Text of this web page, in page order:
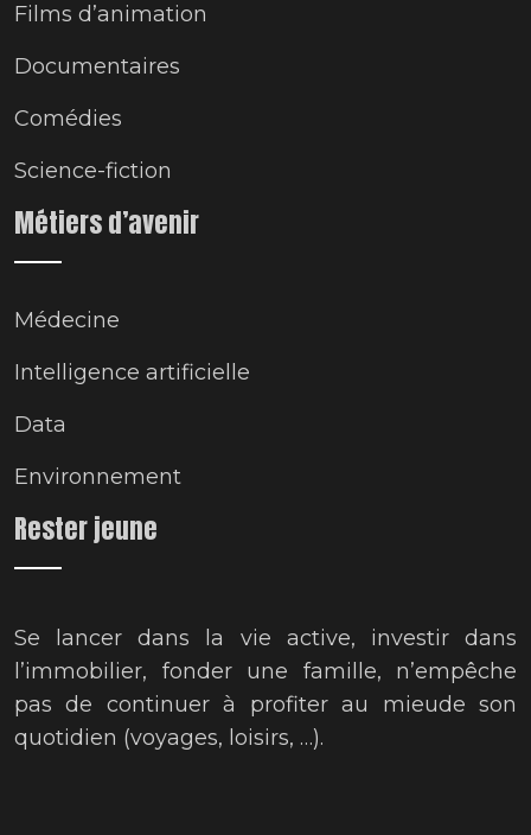
Films d’animation
Documentaires
Comédies
Science-fiction
Métiers d’avenir
Médecine
Intelligence artificielle
Data
Environnement
Rester jeune
Se lancer dans la vie active, investir dans
l’immobilier, fonder une famille, n’empêche
pas de continuer à profiter au mieude son
quotidien (voyages, loisirs, …).